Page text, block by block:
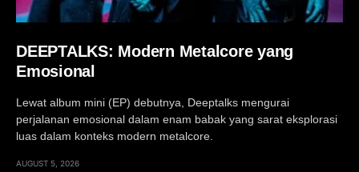
DEEPTALKS: Modern Metalcore yang
Emosional
Lewat album mini (EP) debutnya, Deeptalks mengurai
perjalanan emosional dalam enam babak yang sarat eksplorasi
luas dalam konteks modern metalcore.
AUGUST 5, 2026